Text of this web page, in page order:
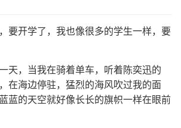
要开学了，我也像很多的学生一样，要
天，当我在骑着单车，听着陈奕迅的
在海边停驻，猛烈的海风吹过我的面
蓝的天空就好像长长的旗帜一样在眼前